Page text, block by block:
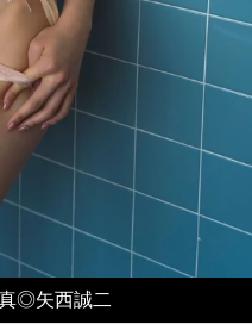
◎矢西誠二